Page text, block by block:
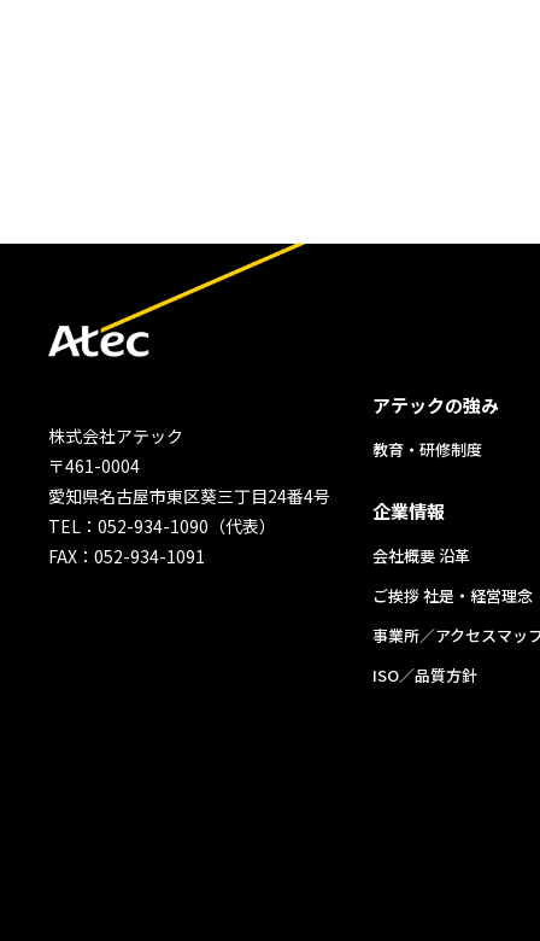
株式会社アテック
〒461-0004
愛知県名古屋市東区葵三丁目24番4号
TEL：052-934-1090（代表）
FAX：052-934-1091
アテックの強み
教育・研修制度
企業情報
会社概要 沿革
ご挨拶 社是・経営理念
事業所／アクセスマッ
ISO／品質方針